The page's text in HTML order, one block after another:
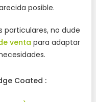
posible.
particulares, no dude
venta para adaptar
Coated :